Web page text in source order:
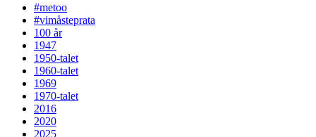
#metoo
#vimåsteprata
100 år
1947
1950-talet
1960-talet
1969
1970-talet
2016
2020
2025